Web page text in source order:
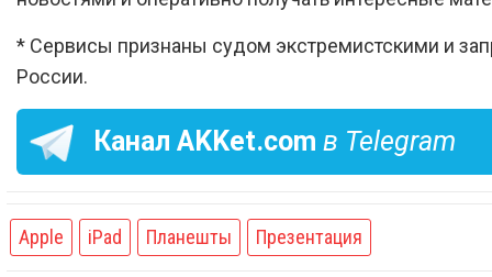
* Сервисы признаны судом экстремистскими и
России.
Канал AKKet.com в Telegram
Apple iPad Планешты Презентация